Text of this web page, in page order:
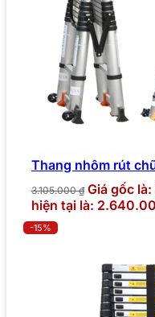
Thang nhôm rút
3.105.000₫ Giá gốc
hiện tại là:
-15%